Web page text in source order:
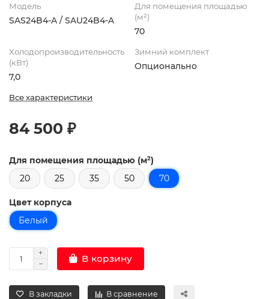
Модель
SAS24B4-A / SAU24B4-A
Для помещения площадью
(м²)
70
Холодопроизводительность
(кВт)
7,0
Зимний комплект
Опционально
Все характеристики
84 500 ₽
Для помещения площадью (м²)
20
25 35 50 70
Цвет корпуса
Белый
В корзину
В закладки В сравнение